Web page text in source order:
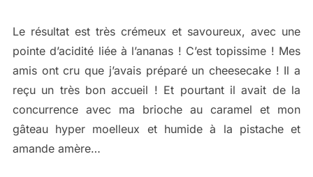
Le résultat est très crémeux et savoureux, avec une
pointe d’acidité liée à l’ananas ! C’est topissime ! Mes
amis ont cru que j’avais préparé un cheesecake ! Il a
reçu un très bon accueil ! Et pourtant il avait de la
concurrence avec ma brioche au caramel et mon
gâteau hyper moelleux et humide à la pistache et
amande amère…